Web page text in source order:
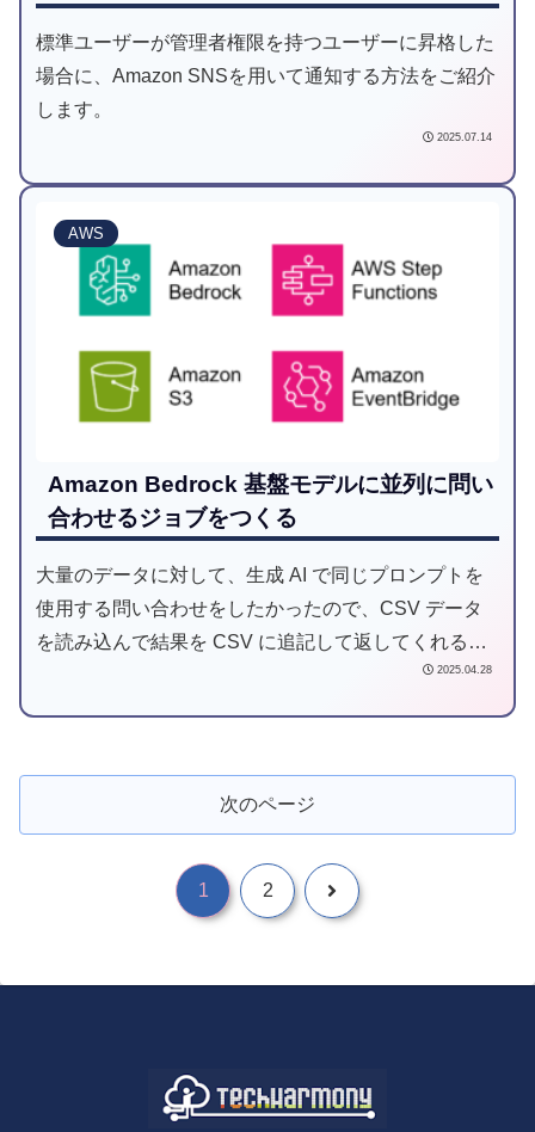
標準ユーザーが管理者権限を持つユーザーに昇格した
場合に、Amazon SNSを用いて通知する方法をご紹介
します。
2025.07.14
AWS
Amazon Bedrock 基盤モデルに並列に問い
合わせるジョブをつくる
大量のデータに対して、生成 AI で同じプロンプトを
使用する問い合わせをしたかったので、CSV データ
を読み込んで結果を CSV に追記して返してくれるジ
2025.04.28
次のページ
1 2